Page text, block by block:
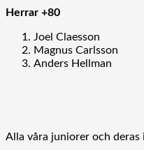
Herrar +80
Joel Claesson
Magnus Carlsson
Anders Hellman
Alla våra juniorer och